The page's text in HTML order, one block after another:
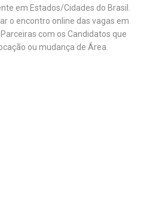
em Estados/Cidades do Brasil.
o encontro online das vagas em
com os Candidatos que
ou mudança de Área.